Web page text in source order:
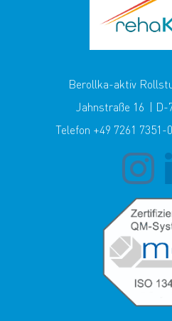
Berollka-aktiv
Jahnstraße 16 | D-
Telefon +49 7261